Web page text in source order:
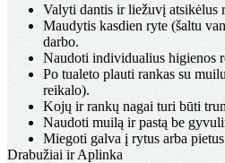
Valyti dantis ir liežuvį atsikėlus
Maudytis kasdien ryte (šaltu
darbo.
Naudoti individualius higienos
Po tualeto plauti rankas su
reikalo).
Kojų ir rankų nagai turi būti
Naudoti muilą ir pastą be
Miegoti galva į rytus arba
Drabužiai ir Aplinka